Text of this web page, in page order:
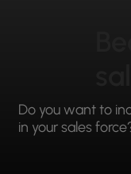
Do you want to
in your sales